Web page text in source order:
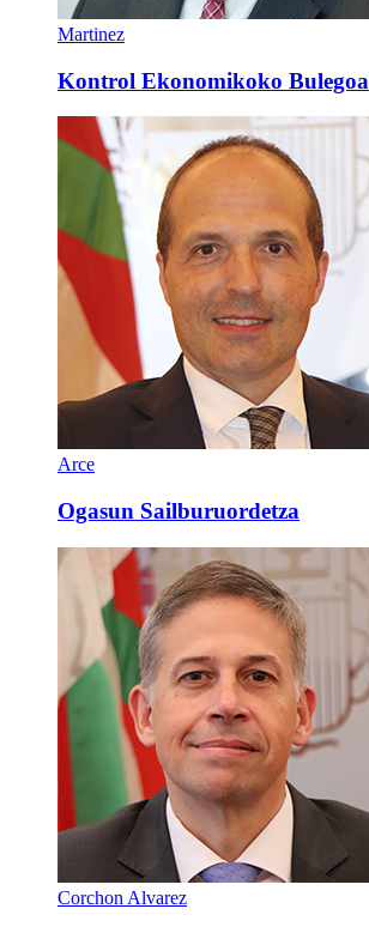
Martinez
Kontrol Ekonomikoko Bulegoa
Arce
Ogasun Sailburuordetza
Corchon Alvarez